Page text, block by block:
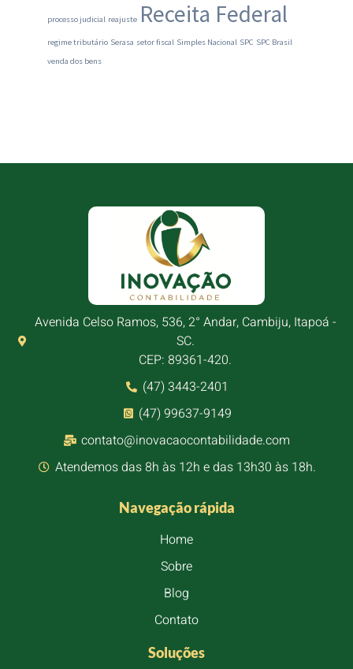
processo judicial reajuste Receita Federal
regime tributário Serasa setor fiscal Simples Nacional SPC SPC Brasil
venda dos bens
Avenida Celso Ramos, 536, 2° Andar, Cambiju, Itapoá -
SC.
CEP: 89361-420.
(47) 3443-2401
(47) 99637-9149
contato@inovacaocontabilidade.com
Atendemos das 8h às 12h e das 13h30 às 18h.
Navegação rápida
Home
Sobre
Blog
Contato
Soluções